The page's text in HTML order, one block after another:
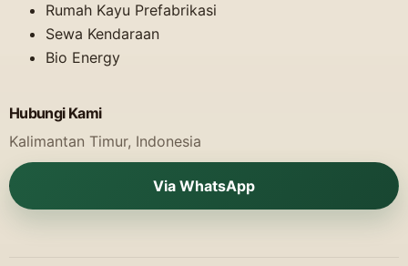
Rumah Kayu Prefabrikasi
Sewa Kendaraan
Bio Energy
Hubungi Kami
Kalimantan Timur, Indonesia
Via WhatsApp